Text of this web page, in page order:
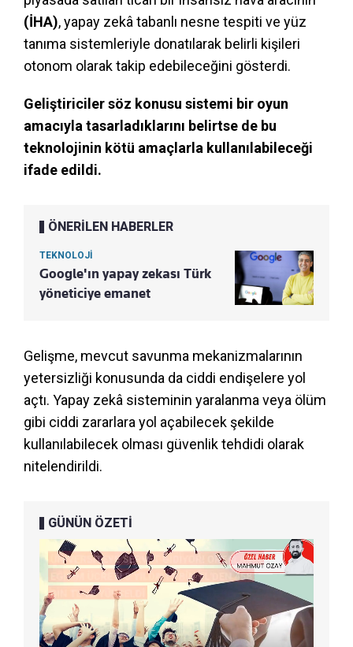
(İHA), yapay zekâ tabanlı nesne tespiti ve yüz
tanıma sistemleriyle donatılarak belirli kişileri
otonom olarak takip edebileceğini gösterdi.
Geliştiriciler söz konusu sistemi bir oyun
amacıyla tasarladıklarını belirtse de bu
teknolojinin kötü amaçlarla kullanılabileceği
ifade edildi.
ÖNERİLEN HABERLER
TEKNOLOJİ
Google'ın yapay zekası Türk
yöneticiye emanet
Gelişme, mevcut savunma mekanizmalarının
yetersizliği konusunda da ciddi endişelere yol
açtı. Yapay zekâ sisteminin yaralanma veya ölüm
gibi ciddi zararlara yol açabilecek şekilde
kullanılabilecek olması güvenlik tehdidi olarak
nitelendirildi.
GÜNÜN ÖZETİ